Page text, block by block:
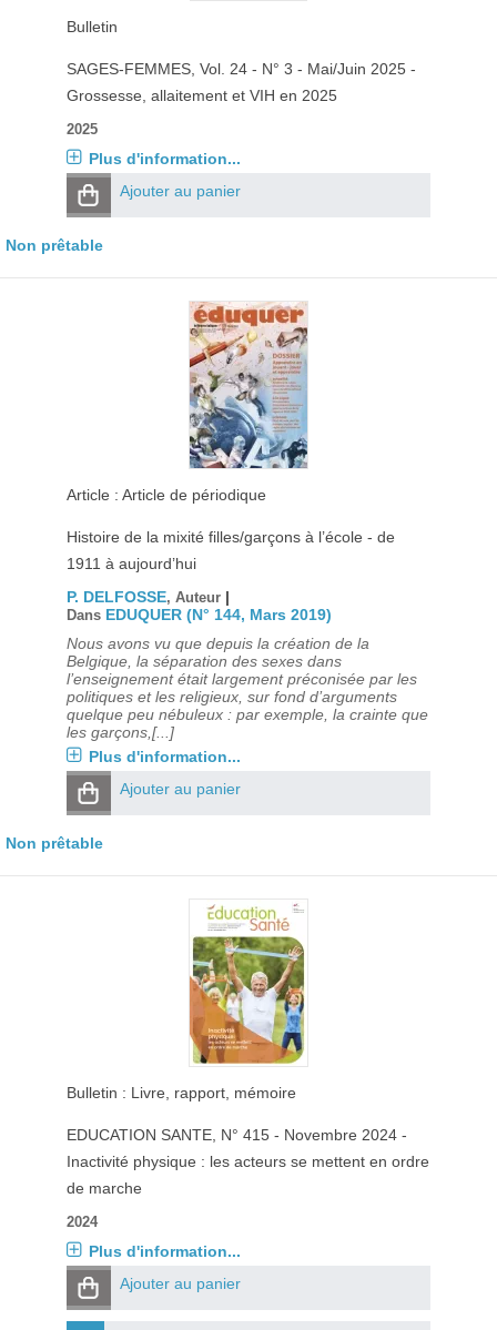
Bulletin
SAGES-FEMMES, Vol. 24 - N° 3 - Mai/Juin 2025 -
Grossesse, allaitement et VIH en 2025
2025
Plus d'information...
Ajouter au panier
Non prêtable
Article : Article de périodique
Histoire de la mixité filles/garçons à l’école - de
1911 à aujourd’hui
P. DELFOSSE, Auteur |
Dans EDUQUER (N° 144, Mars 2019)
Nous avons vu que depuis la création de la
Belgique, la séparation des sexes dans
l’enseignement était largement préconisée par les
politiques et les religieux, sur fond d’arguments
quelque peu nébuleux : par exemple, la crainte que
les garçons,[...]
Plus d'information...
Ajouter au panier
Non prêtable
Bulletin : Livre, rapport, mémoire
EDUCATION SANTE, N° 415 - Novembre 2024 -
Inactivité physique : les acteurs se mettent en ordre
de marche
2024
Plus d'information...
Ajouter au panier